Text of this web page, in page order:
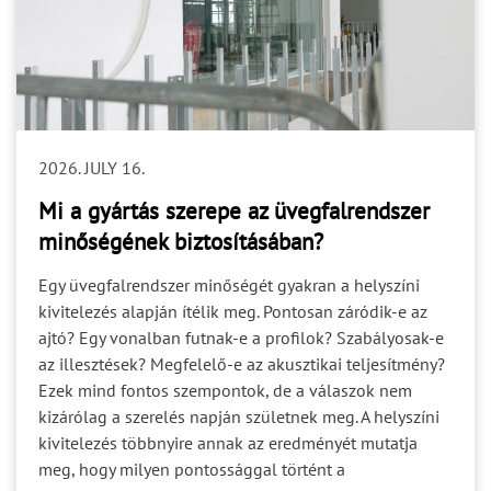
más szakágakkal való kapcsolatot? Ki jelzi, hogy a
helyszín alkalmas a szerelés megkezdésére? A
tisztázatlan felelősség nem feltétlenül okoz azonnal
problémát. Gyakran csak akkor válik láthatóvá, amikor
egy döntésre már a gyártásnak vagy a kivitelezésnek
nem csupán a feladatok kiosztása, hanem a döntési és
jóváhagyási felelősségek egyértelmű rögzítése. 4. Az
ütemezés Egy helyes műszaki döntés is kockázatot
okozhat, ha túl későn születik meg. A tervezési,
jóváhagyási, gyártási, szállítási és kivitelezési folyamat
egymásra épül. Ha az egyik szakasz nyitott kérdéseket
ad tovább a következőnek, a bizonytalanság végigfut a
teljes ütemezésen. A gyártási idő önmagában ezért nem
írja le a projekt teljes időigényét. Figyelembe kell
venni: a szükséges műszaki egyeztetéseket; a
dokumentumok jóváhagyását; a helyszíni felmérést; a
fogadószerkezetek készültségét; a logisztikai és
2026. JULY 16.
Mi a gyártás szerepe az üvegfalrendszer
minőségének biztosításában?
Egy üvegfalrendszer minőségét gyakran a helyszíni
kivitelezés alapján ítélik meg. Pontosan záródik-e az
ajtó? Egy vonalban futnak-e a profilok? Szabályosak-e
az illesztések? Megfelelő-e az akusztikai teljesítmény?
Ezek mind fontos szempontok, de a válaszok nem
kizárólag a szerelés napján születnek meg. A helyszíni
kivitelezés többnyire annak az eredményét mutatja
meg, hogy milyen pontossággal történt a